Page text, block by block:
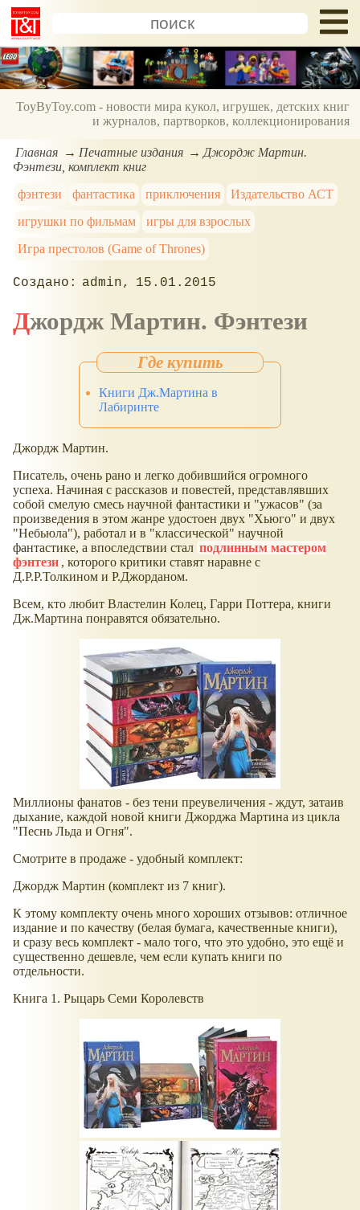
ToyByToy.com - новости мира кукол, игрушек, детских книг
и журналов, партворков, коллекционирования
Главная Печатные издания
Джордж Мартин.
Фэнтези, комплект книг
фэнтези
фантастика приключения
Издательство АСТ
игрушки по фильмам
игры для взрослых
Игра престолов (Game of Thrones)
admin 15.01.2015
Джордж Мартин. Фэнтези
Книги Дж.Мартина в
Лабиринте
Джордж Мартин.
Писатель, очень рано и легко добившийся огромного
успеха. Начиная с рассказов и повестей, представлявших
собой смелую смесь научной фантастики и "ужасов" (за
произведения в этом жанре удостоен двух "Хьюго" и двух
"Небьюла"), работал и в "классической" научной
фантастике, а впоследствии стал подлинным мастером
фэнтези , которого критики ставят наравне с
Д.Р.Р.Толкином и Р.Джорданом.
Всем, кто любит Властелин Колец, Гарри Поттера, книги
Дж.Мартина понравятся обязательно.
Миллионы фанатов - без тени преувеличения - ждут, затаив
дыхание, каждой новой книги Джорджа Мартина из цикла
"Песнь Льда и Огня".
Смотрите в продаже - удобный комплект:
Джордж Мартин (комплект из 7 книг).
К этому комплекту очень много хороших отзывов: отличное
издание и по качеству (белая бумага, качественные книги),
и сразу весь комплект - мало того, что это удобно, это ещё и
существенно дешевле, чем если купать книги по
отдельности.
Книга 1. Рыцарь Семи Королевств